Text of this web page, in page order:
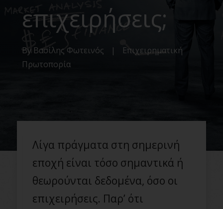
επιχειρήσεις;
ByΒασίλης Φωτεινός |
Επιχειρηματική
Πρωτοπορία
Λίγα πράγματα στη σημερινή
εποχή είναι τόσο σημαντικά ή
θεωρούνται δεδομένα, όσο οι
επιχειρήσεις. Παρ’ ότι